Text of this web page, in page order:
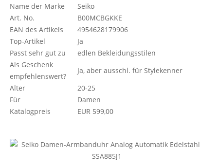
Name der Marke
Seiko
Art. No.
B00MCBGKKE
EAN des Artikels
4954628179906
Top-Artikel
Ja
Passt sehr gut zu
edlen Bekleidungsstilen
Als Geschenk
empfehlenswert?
Ja, aber ausschl. für Stylekenner
Alter
20-25
Für
Damen
Katalogpreis
EUR 599,00